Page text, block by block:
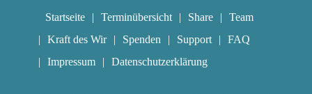
Startseite Terminübersicht Share
Team
Kraft des Wir
Spenden Support
FAQ
Impressum
Datenschutzerklärung